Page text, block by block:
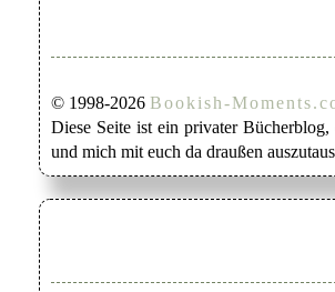
© 1998-2026 Bookish-
Diese Seite ist ein privater
und mich mit euch da draußen